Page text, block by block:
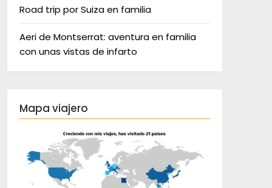
Road trip por Suiza en familia
Aeri de Montserrat: aventura en familia
con unas vistas de infarto
Mapa viajero